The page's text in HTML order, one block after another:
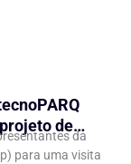
de
da
para uma visita